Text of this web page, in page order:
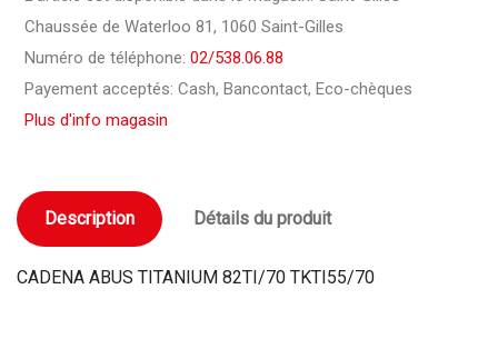
Chaussée de Waterloo 81, 1060 Saint-Gilles
Numéro de téléphone:02/538.06.88
Payement acceptés: Cash, Bancontact, Eco-chèques
Plus d'info magasin
Description Détails du produit
CADENA ABUS TITANIUM 82TI/70 TKTI55/70